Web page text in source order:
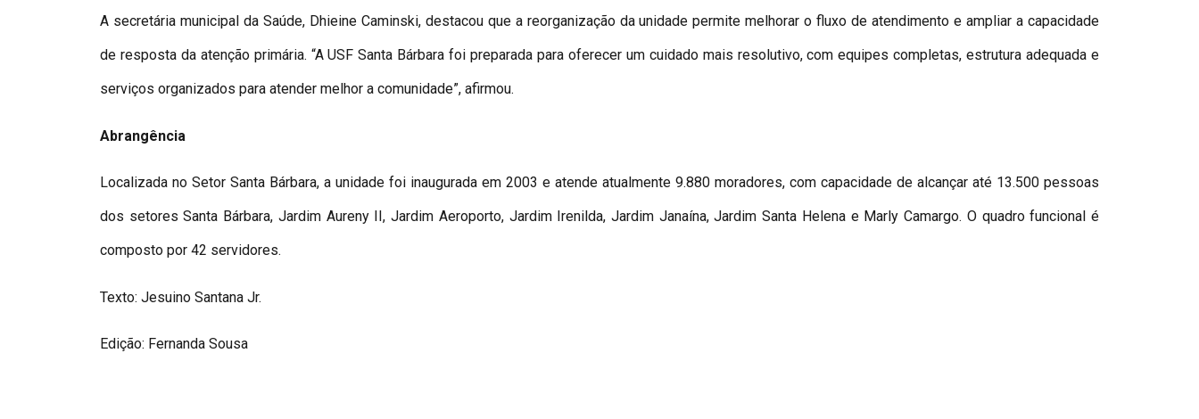
A secretária municipal da Saúde, Dhieine Caminski, destacou que a reorganização da unidade permite melhorar o fluxo de atendimento e ampliar a capacidade
de resposta da atenção primária. “A USF Santa Bárbara foi preparada para oferecer um cuidado mais resolutivo, com equipes completas, estrutura adequada e
serviços organizados para atender melhor a comunidade”, afirmou.
Abrangência
Localizada no Setor Santa Bárbara, a unidade foi inaugurada em 2003 e atende atualmente 9.880 moradores, com capacidade de alcançar até 13.500 pessoas
dos setores Santa Bárbara, Jardim Aureny II, Jardim Aeroporto, Jardim Irenilda, Jardim Janaína, Jardim Santa Helena e Marly Camargo. O quadro funcional é
composto por 42 servidores.
Texto: Jesuino Santana Jr.
Edição: Fernanda Sousa